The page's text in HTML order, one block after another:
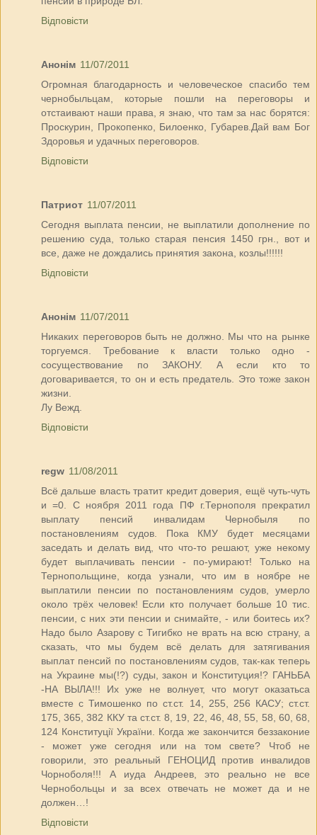
Відповісти
Анонім 11/07/2011
Огромная благодарность и человеческое спасибо тем
чернобыльцам, которые пошли на переговоры и
отстаивают наши права, я знаю, что там за нас борятся:
Проскурин, Прокопенко, Билоенко, Губарев.Дай вам Бог
Здоровья и удачных переговоров.
Відповісти
Патриот 11/07/2011
Сегодня выплата пенсии, не выплатили дополнение по
решению суда, только старая пенсия 1450 грн., вот и
все, даже не дождались принятия закона, козлы!!!!!!
Відповісти
Анонім 11/07/2011
Никаких переговоров быть не должно. Мы что на рынке
торгуемся. Требование к власти только одно -
сосуществование по ЗАКОНУ. А если кто то
договаривается, то он и есть предатель. Это тоже закон
жизни.
Лу Вежд.
Відповісти
regw 11/08/2011
Всё дальше власть тратит кредит доверия, ещё чуть-чуть
и =0. С ноября 2011 года ПФ г.Тернополя прекратил
выплату пенсий инвалидам Чернобыля по
постановлениям судов. Пока КМУ будет месяцами
заседать и делать вид, что что-то решают, уже некому
будет выплачивать пенсии - по-умирают! Только на
Тернопольщине, когда узнали, что им в ноябре не
выплатили пенсии по постановлениям судов, умерло
около трёх человек! Если кто получает больше 10 тис.
пенсии, с них эти пенсии и снимайте, - или боитесь их?
Надо было Азарову с Тигибко не врать на всю страну, а
сказать, что мы будем всё делать для затягивания
выплат пенсий по постановлениям судов, так-как теперь
на Украине мы(!?) суды, закон и Конституция!? ГАНЬБА
-НА ВЫЛА!!! Их уже не волнует, что могут оказатьса
вместе с Тимошенко по ст.ст. 14, 255, 256 КАСУ; ст.ст.
175, 365, 382 ККУ та ст.ст. 8, 19, 22, 46, 48, 55, 58, 60, 68,
124 Конституції України. Когда же закончится беззаконие
- может уже сегодня или на том свете? Чтоб не
говорили, это реальный ГЕНОЦИД против инвалидов
Чорноболя!!! А иуда Андреев, это реально не все
Чернобольцы и за всех отвечать не может да и не
должен…!
Відповісти